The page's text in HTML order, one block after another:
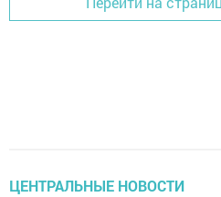
ЦЕНТРАЛЬНЫЕ НОВОСТИ